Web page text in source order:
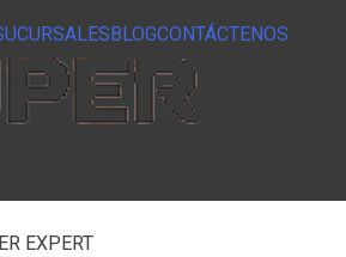
BLOGCONTÁCTENOS
EXPERT